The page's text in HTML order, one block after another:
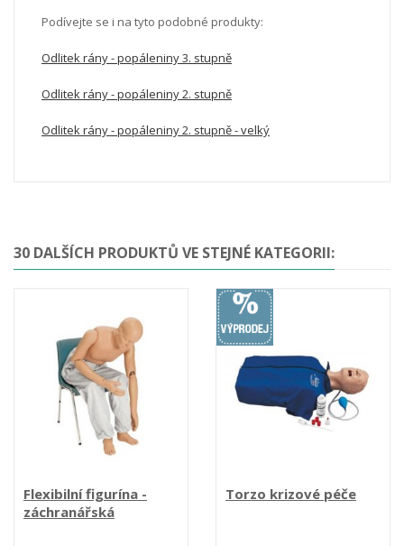
Podívejte se i na tyto podobné produkty:
Odlitek rány - popáleniny 3. stupně
Odlitek rány - popáleniny 2. stupně
Odlitek rány - popáleniny 2. stupně - velký
30 DALŠÍCH PRODUKTŮ VE STEJNÉ KATEGORII:
Flexibilní figurína -
záchranářská
Torzo krizové péče